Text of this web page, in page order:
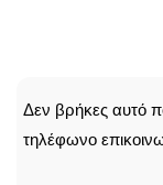
Δεν βρήκες αυτό
τηλέφωνο